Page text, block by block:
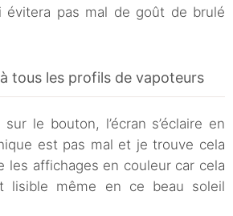
évitera pas mal de goût de brulé
tous les profils de vapoteurs
le bouton, l’écran s’éclaire en
est pas mal et je trouve cela
les affichages en couleur car cela
lisible même en ce beau soleil